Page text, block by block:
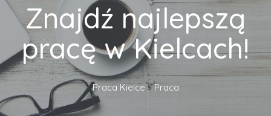
Znajdź najlepszą
pracę w Kielcach!
Praca Kielce»Praca